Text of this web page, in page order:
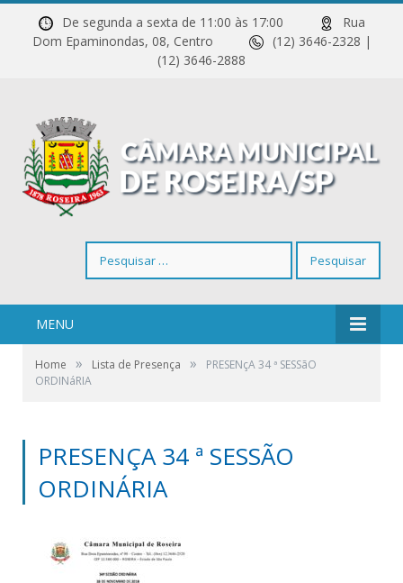
De segunda a sexta de 11:00 às 17:00
Rua
Dom Epaminondas, 08, Centro
(12) 3646-2328 |
(12) 3646-2888
por:
MENU
Home » Lista de Presença »
PRESENçA 34 ª SESSãO
ORDINáRIA
PRESENÇA 34 ª SESSÃO
ORDINÁRIA